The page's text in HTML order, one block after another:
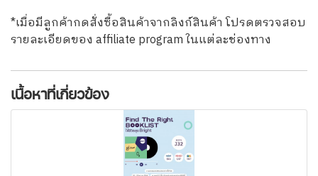
*เมื่อมีลูกค้ากดสั่งซื้อสินค้าจากลิงก์สินค้า โปรดตรวจสอบ
รายละเอียดของ affiliate program ในแต่ละช่องทาง
เนื้อหาที่เกี่ยวข้อง